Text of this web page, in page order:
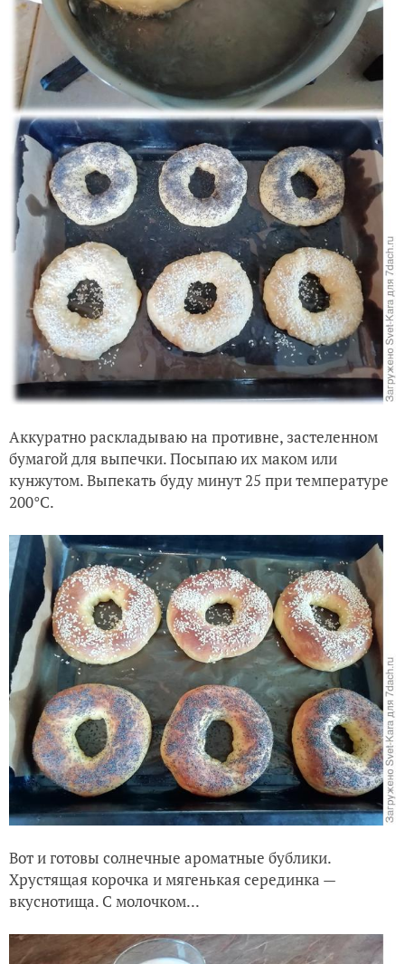
Аккуратно раскладываю на противне, застеленном
бумагой для выпечки. Посыпаю их маком или
кунжутом. Выпекать буду минут 25 при температуре
200°С.
Вот и готовы солнечные ароматные бублики.
Хрустящая корочка и мягенькая серединка —
вкуснотища. С молочком...